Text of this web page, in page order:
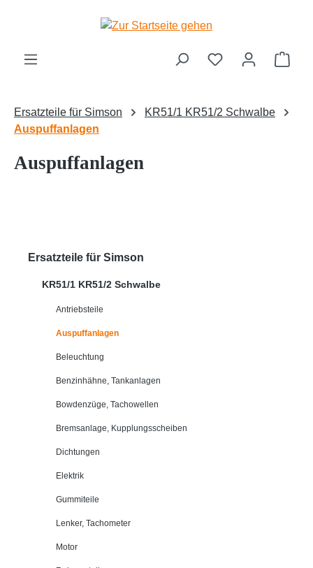
Zum Hauptinhalt springen
Ersatzteile für Simson
KR51/1 KR51/2 Schwalbe
Auspuffanlagen
Auspuffanlagen
Ersatzteile für Simson
KR51/1 KR51/2 Schwalbe
Antriebsteile
Auspuffanlagen
Beleuchtung
Benzinhähne, Tankanlagen
Bowdenzüge, Tachowellen
Bremsanlage, Kupplungsscheiben
Dichtungen
Elektrik
Gummiteile
Lenker, Tachometer
Motor